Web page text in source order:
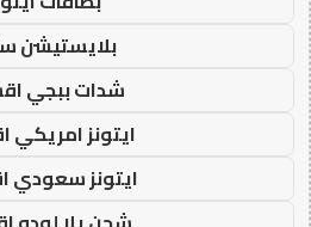
بلايستيشن
شدات ببجي
ايتونز امريكي
ايتونز سعودي